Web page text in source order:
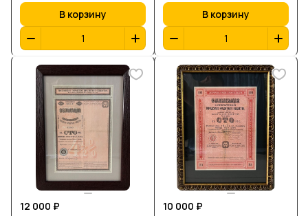
В корзину
Государственный
Дворянскiй Земельный
банкъ, № 124905
В корзину
12 000 ₽
10 000 ₽